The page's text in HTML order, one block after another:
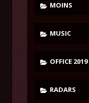
MOINS
MUSIC
OFFICE 2019
RADARS